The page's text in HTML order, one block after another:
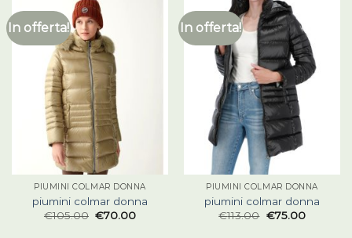
In offerta!
PIUMINI COLMAR DONNA
piumini colmar donna
€105.00 €70.00
In offerta!
PIUMINI COLMAR DONNA
piumini colmar donna
€113.00 €75.00